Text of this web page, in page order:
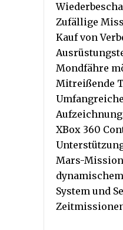
Zufällige
Kauf von
Mondfähre
Mitreißende
XBox 360
Mars-
System und